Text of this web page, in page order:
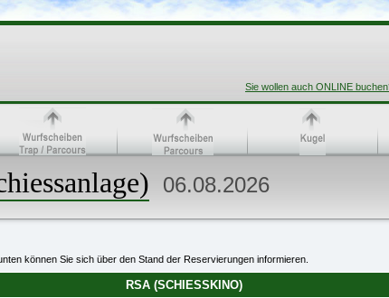
Sie wollen auch ONLINE
06.08.2026
können Sie sich über den Stand der Reservierungen informieren.
RSA (SCHIESSKINO)